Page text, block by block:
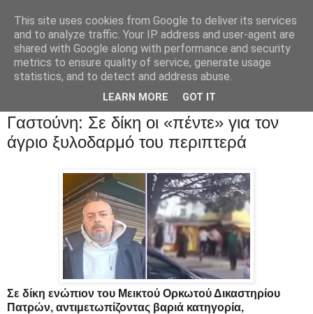
Γαστούνη: Σε δίκη οι «πέντε» για τον
άγριο ξυλοδαρμό του περιπτερά
Σε δίκη ενώπιον του Μεικτού Ορκωτού Δικαστηρίου
Πατρών, αντιμετωπίζοντας βαριά κατηγορία,
This site uses cookies from Google to deliver its services
and to analyze traffic. Your IP address and user-agent are
shared with Google along with performance and security
metrics to ensure quality of service, generate usage
statistics, and to detect and address abuse.
LEARN MORE GOT IT